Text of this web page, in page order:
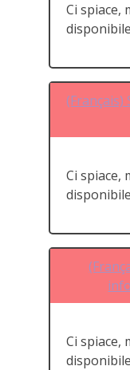
Ci spiace,
Ci spiace,
Ci spiace,